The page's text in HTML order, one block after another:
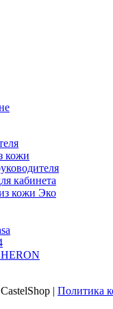
кожи
кабинета
кожи Эко
| Политика